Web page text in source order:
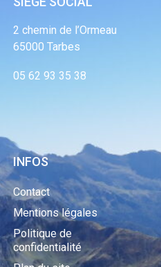
2 chemin de l’Ormeau
65000 Tarbes
05 62 93 35 38
INFOS
Contact
Mentions légales
Politique de
confidentialité